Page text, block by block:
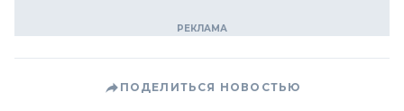
ПОДЕЛИТЬСЯ НОВОСТЬЮ